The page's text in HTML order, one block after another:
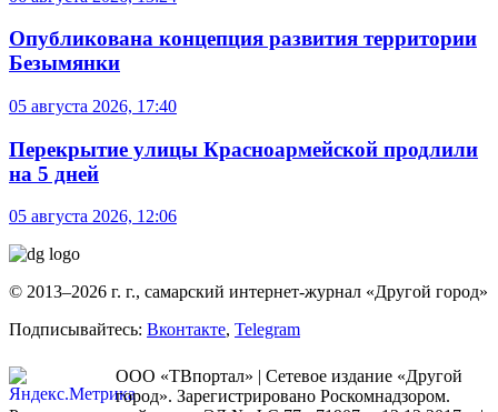
Опубликована концепция развития территории
Безымянки
05 августа 2026, 17:40
Перекрытие улицы Красноармейской продлили
на 5 дней
05 августа 2026, 12:06
© 2013–2026 г. г., самарский интернет-журнал «Другой город»
Подписывайтесь: Вконтакте, Telegram
ООО «ТВпортал» | Сетевое издание «Другой
город». Зарегистрировано Роскомнадзором.